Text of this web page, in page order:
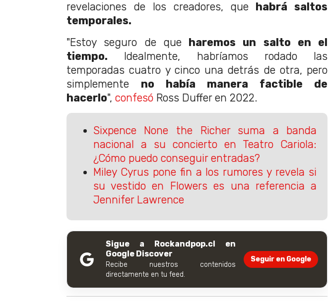
revelaciones de los creadores, que habrá saltos
temporales.
"Estoy seguro de queharemos un salto en el
tiempo. Idealmente, habríamos rodado las
temporadas cuatro y cinco una detrás de otra, pero
simplemente no había manera factible de
hacerlo", confesó Ross Duffer en 2022.
Sixpence None the Richer suma a banda
nacional a su concierto en Teatro Cariola:
¿Cómo puedo conseguir entradas?
Miley Cyrus pone fin a los rumores y revela si
su vestido en Flowers es una referencia a
Jennifer Lawrence
Sigue a Rockandpop.cl en
Google Discover
Recibe nuestros contenidos
directamente en tu feed.
Seguir en Google